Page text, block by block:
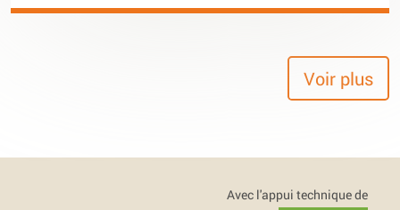
Voir plus
Avec l'appui technique de